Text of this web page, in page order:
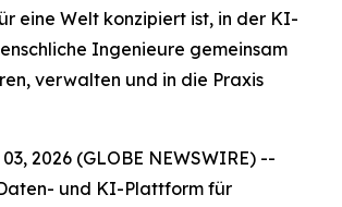
eine Welt konzipiert ist, in der KI-
Ingenieure gemeinsam
verwalten und in die Praxis
2026 (GLOBE NEWSWIRE) --
und KI-Plattform für